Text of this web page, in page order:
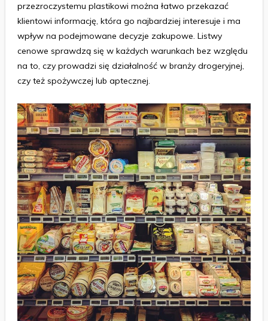
przezroczystemu plastikowi można łatwo przekazać
klientowi informację, która go najbardziej interesuje i ma
wpływ na podejmowane decyzje zakupowe. Listwy
cenowe sprawdzą się w każdych warunkach bez względu
na to, czy prowadzi się działalność w branży drogeryjnej,
czy też spożywczej lub aptecznej.